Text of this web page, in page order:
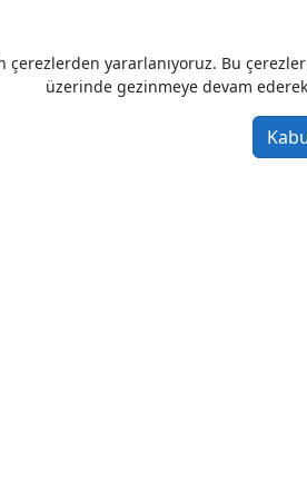
yararlanıyoruz. Bu
üzerinde gezinmeye devam